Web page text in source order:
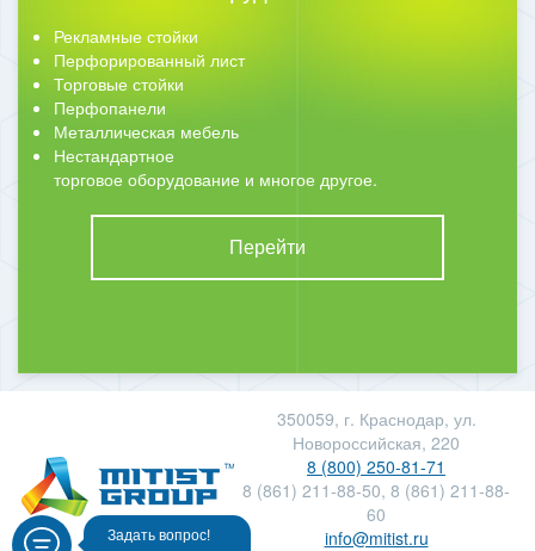
Рекламные стойки
Перфорированный лист
Торговые стойки
Перфопанели
Металлическая мебель
Нестандартное
торговое оборудование и многое другое.
Перейти
350059, г. Краснодар, ул.
Новороссийская, 220
8 (800) 250-81-71
8 (861) 211-88-50, 8 (861) 211-88-
60
info@mitist.ru
Задать вопрос!